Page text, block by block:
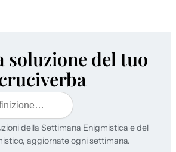
soluzione del tuo
della Settimana Enigmistica e del
aggiornate ogni settimana.